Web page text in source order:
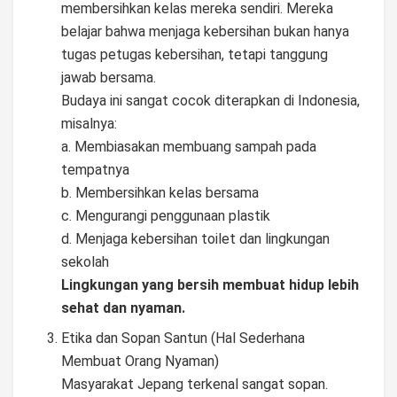
membersihkan kelas mereka sendiri. Mereka
belajar bahwa menjaga kebersihan bukan hanya
tugas petugas kebersihan, tetapi tanggung
jawab bersama.
Budaya ini sangat cocok diterapkan di Indonesia,
misalnya:
a. Membiasakan membuang sampah pada
tempatnya
b. Membersihkan kelas bersama
c. Mengurangi penggunaan plastik
d. Menjaga kebersihan toilet dan lingkungan
sekolah
Lingkungan yang bersih membuat hidup lebih
sehat dan nyaman.
Etika dan Sopan Santun (Hal Sederhana
Membuat Orang Nyaman)
Masyarakat Jepang terkenal sangat sopan.